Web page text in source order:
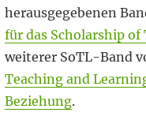
herausgegebenen
für das Scholarship
weiterer SoTL-Band
Teaching and
Beziehung.